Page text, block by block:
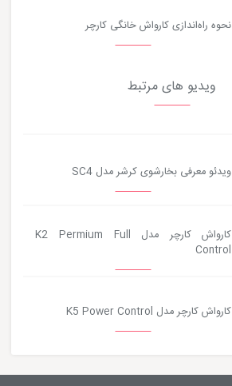
نحوه راه‌اندازی کارواش خانگی کارچر
ویدیو های مرتبط
ویدئو معرفی بخارشوی کرشر مدل SC4
کارواش کارچر مدل K2 Permium Full
Control
کارواش کارچر مدل K5 Power Control